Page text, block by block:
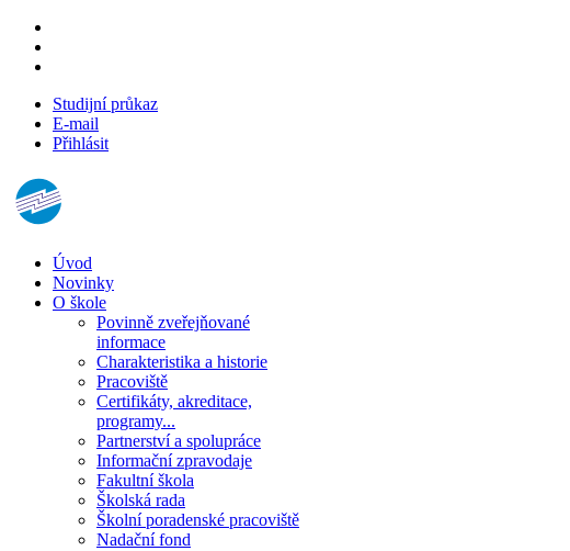
Studijní průkaz
E-mail
Přihlásit
Úvod
Novinky
O škole
Povinně zveřejňované
informace
Charakteristika a historie
Pracoviště
Certifikáty, akreditace,
programy...
Partnerství a spolupráce
Informační zpravodaje
Fakultní škola
Školská rada
Školní poradenské pracoviště
Nadační fond